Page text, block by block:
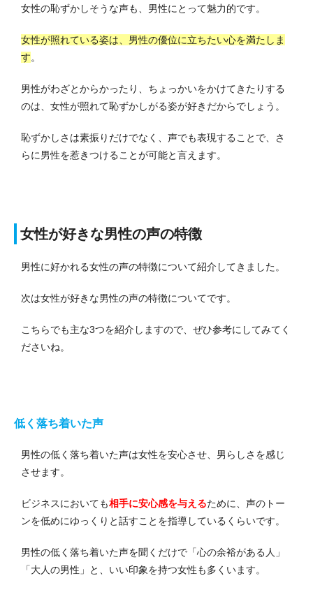
女性の恥ずかしそうな声も、男性にとって魅力的です。
女性が照れている姿は、男性の優位に立ちたい心を満たしま
す。
男性がわざとからかったり、ちょっかいをかけてきたりする
のは、女性が照れて恥ずかしがる姿が好きだからでしょう。
恥ずかしさは素振りだけでなく、声でも表現することで、さ
らに男性を惹きつけることが可能と言えます。
女性が好きな男性の声の特徴
男性に好かれる女性の声の特徴について紹介してきました。
次は女性が好きな男性の声の特徴についてです。
こちらでも主な3つを紹介しますので、ぜひ参考にしてみてく
ださいね。
低く落ち着いた声
男性の低く落ち着いた声は女性を安心させ、男らしさを感じ
させます。
ビジネスにおいても相手に安心感を与えるために、声のトー
ンを低めにゆっくりと話すことを指導しているくらいです。
男性の低く落ち着いた声を聞くだけで「心の余裕がある人」
「大人の男性」と、いい印象を持つ女性も多くいます。